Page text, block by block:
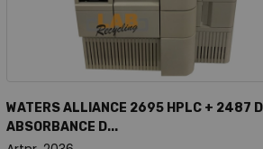
WATERS ALLIANCE 2695 HPLC + 2487
ABSORBANCE D...